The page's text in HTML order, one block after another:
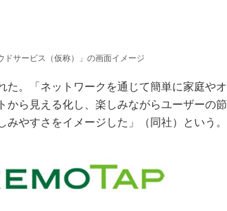
サービス（仮称）」の画面イメージ
。「ネットワークを通じて簡単に家庭やオ
から見える化し、楽しみながらユーザーの節
やすさをイメージした」（同社）という。